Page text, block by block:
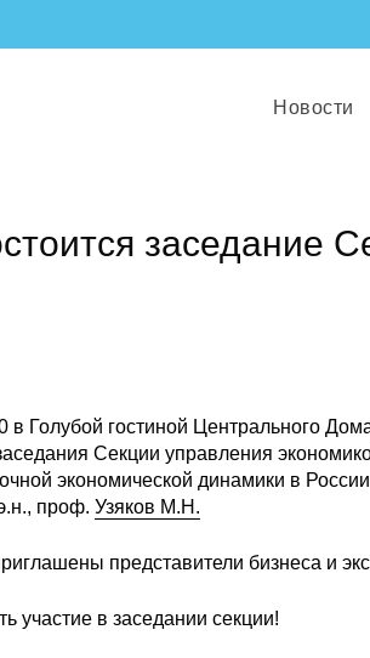
Новости
заседание
в Голубой гостиной Центрального
Секции управления
экономической динамики в
проф. Узяков М.Н.
представители бизнеса и
участие в заседании секции!